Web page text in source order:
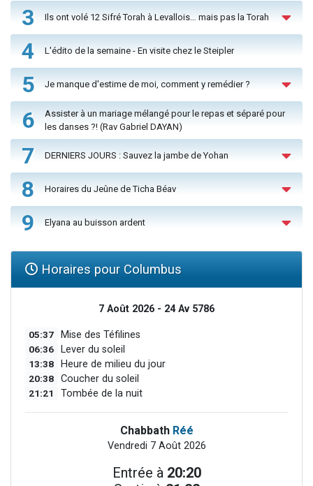
3 Ils ont volé 12 Sifré Torah à Levallois… mais pas la Torah
4 L'édito de la semaine - En visite chez le Steipler
5 Je manque d'estime de moi, comment y remédier ?
6
Assister à un mariage mélangé pour le repas et séparé pour
les danses ?! (Rav Gabriel DAYAN)
7 DERNIERS JOURS : Sauvez la jambe de Yohan
8 Horaires du Jeûne de Ticha Béav
9 Elyana au buisson ardent
Horaires pour Columbus
7 Août 2026 - 24 Av 5786
05:37 Mise des Téfilines
06:36 Lever du soleil
13:38 Heure de milieu du jour
20:38 Coucher du soleil
21:21 Tombée de la nuit
Chabbath Réé
Vendredi 7 Août 2026
Entrée à 20:20